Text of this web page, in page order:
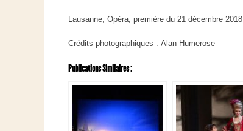
Lausanne, Opéra, première du 21 décembre 2018
Crédits photographiques : Alan Humerose
Publications Similaires :